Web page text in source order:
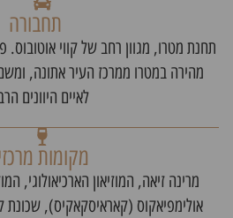
תחבורה
תחנת מטרו, מגוון רחב של קווי
מהירה במטרו ממרכז העיר אתונה,
לאיים היוונים
מקומות
מרינה זיאה, המוזיאון הארכיאולוגי,
אולימפיאקוס (קאראיסקאקיס), שכונת